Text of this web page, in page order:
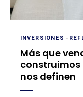
INVERSIONES -
Más que
construimos
nos definen